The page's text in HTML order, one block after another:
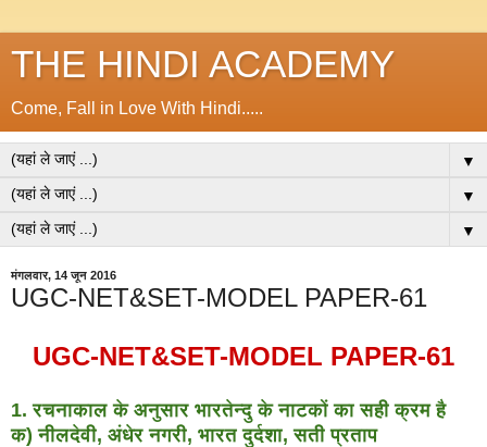
THE HINDI ACADEMY
Come, Fall in Love With Hindi.....
▼
▼
▼
मंगलवार, 14 जून 2016
UGC-NET&SET-MODEL PAPER-61
UGC-NET&SET-MODEL PAPER-61
1. रचनाकाल के अनुसार भारतेन्दु के नाटकों का सही क्रम है
क) नीलदेवी, अंधेर नगरी, भारत दुर्दशा, सती प्रताप